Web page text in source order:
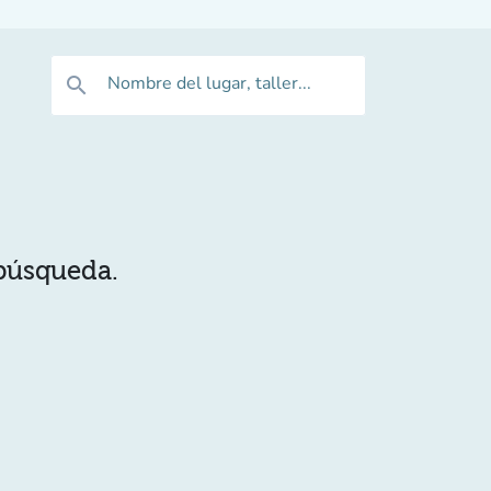
search Nombre del lugar, taller...